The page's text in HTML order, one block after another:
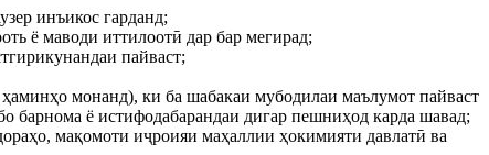
инъикос гарданд;
ё маводи иттилоотӣ дар бар мегирад;
пайваст;
ҳаминҳо монанд), ки ба шабакаи мубодилаи маълумот пайваст
барнома ё истифодабарандаи дигар пешниҳод карда шавад;
мақомоти иҷроияи маҳаллии ҳокимияти давлатӣ ва